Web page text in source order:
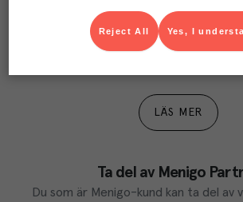
Våra kundtidningar
Läs inspirerande reportage,
LÄS MER
Ta del av Menigo
Du som är Menigo-kund kan ta del av
Yes, I
Reject All